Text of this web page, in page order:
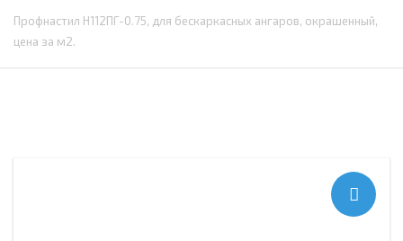
Профнастил H112ПГ-0.75, для бескаркасных ангаров, окрашенный,
цена за м2.